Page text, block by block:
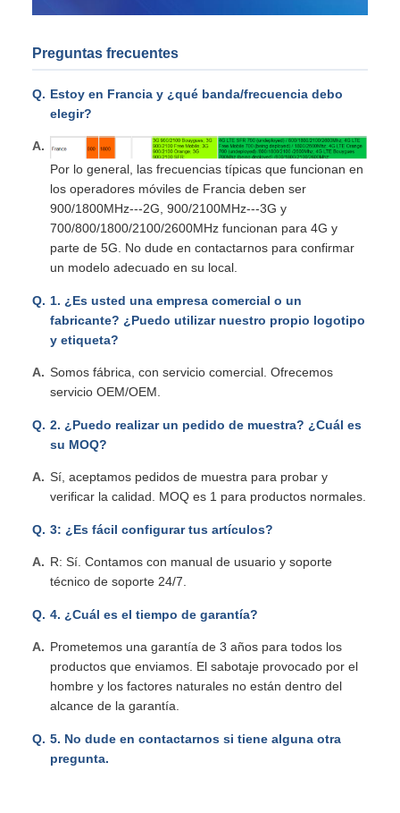
Preguntas frecuentes
Estoy en Francia y ¿qué banda/frecuencia debo
elegir?
Por lo general, las frecuencias típicas que funcionan en
los operadores móviles de Francia deben ser
900/1800MHz---2G, 900/2100MHz---3G y
700/800/1800/2100/2600MHz funcionan para 4G y
parte de 5G. No dude en contactarnos para confirmar
un modelo adecuado en su local.
1. ¿Es usted una empresa comercial o un
fabricante? ¿Puedo utilizar nuestro propio logotipo
y etiqueta?
Somos fábrica, con servicio comercial. Ofrecemos
servicio OEM/OEM.
2. ¿Puedo realizar un pedido de muestra? ¿Cuál es
su MOQ?
Sí, aceptamos pedidos de muestra para probar y
verificar la calidad. MOQ es 1 para productos normales.
3: ¿Es fácil configurar tus artículos?
R: Sí. Contamos con manual de usuario y soporte
técnico de soporte 24/7.
4. ¿Cuál es el tiempo de garantía?
Prometemos una garantía de 3 años para todos los
productos que enviamos. El sabotaje provocado por el
hombre y los factores naturales no están dentro del
alcance de la garantía.
5. No dude en contactarnos si tiene alguna otra
pregunta.